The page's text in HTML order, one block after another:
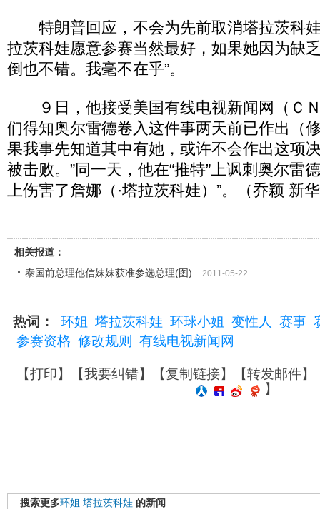
特朗普回应，不会为先前取消塔拉茨科娃
拉茨科娃愿意参赛当然最好，如果她因为缺
倒也不错。我毫不在乎”。
９日，他接受美国有线电视新闻网（ＣＮ
们得知奥尔雷德卷入这件事两天前已作出（
果我事先知道其中有她，或许不会作出这项
被击败。”同一天，他在“推特”上讽刺奥尔雷
上伤害了詹娜（·塔拉茨科娃）”。（乔颖 新
相关报道：
泰国前总理他信妹妹获准参选总理(图)
2011-05-22
热词： 环姐 塔拉茨科娃 环球小姐 变性人 赛事
参赛资格 修改规则 有线电视新闻网
【打印】【我要纠错】【复制链接】【转发邮件】
】
搜索更多环姐 塔拉茨科娃 的新闻